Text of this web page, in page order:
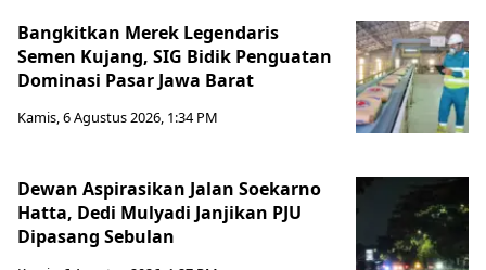
Bangkitkan Merek Legendaris
Semen Kujang, SIG Bidik Penguatan
Dominasi Pasar Jawa Barat
Kamis, 6 Agustus 2026, 1:34 PM
Dewan Aspirasikan Jalan Soekarno
Hatta, Dedi Mulyadi Janjikan PJU
Dipasang Sebulan